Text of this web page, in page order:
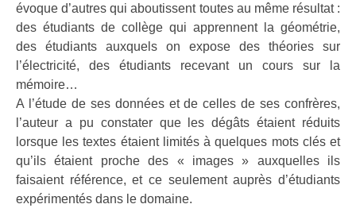
évoque d’autres qui aboutissent toutes au même résultat :
des étudiants de collège qui apprennent la géométrie,
des étudiants auxquels on expose des théories sur
l’électricité, des étudiants recevant un cours sur la
mémoire…
A l’étude de ses données et de celles de ses confrères,
l’auteur a pu constater que les dégâts étaient réduits
lorsque les textes étaient limités à quelques mots clés et
qu’ils étaient proche des « images » auxquelles ils
faisaient référence, et ce seulement auprès d’étudiants
expérimentés dans le domaine.